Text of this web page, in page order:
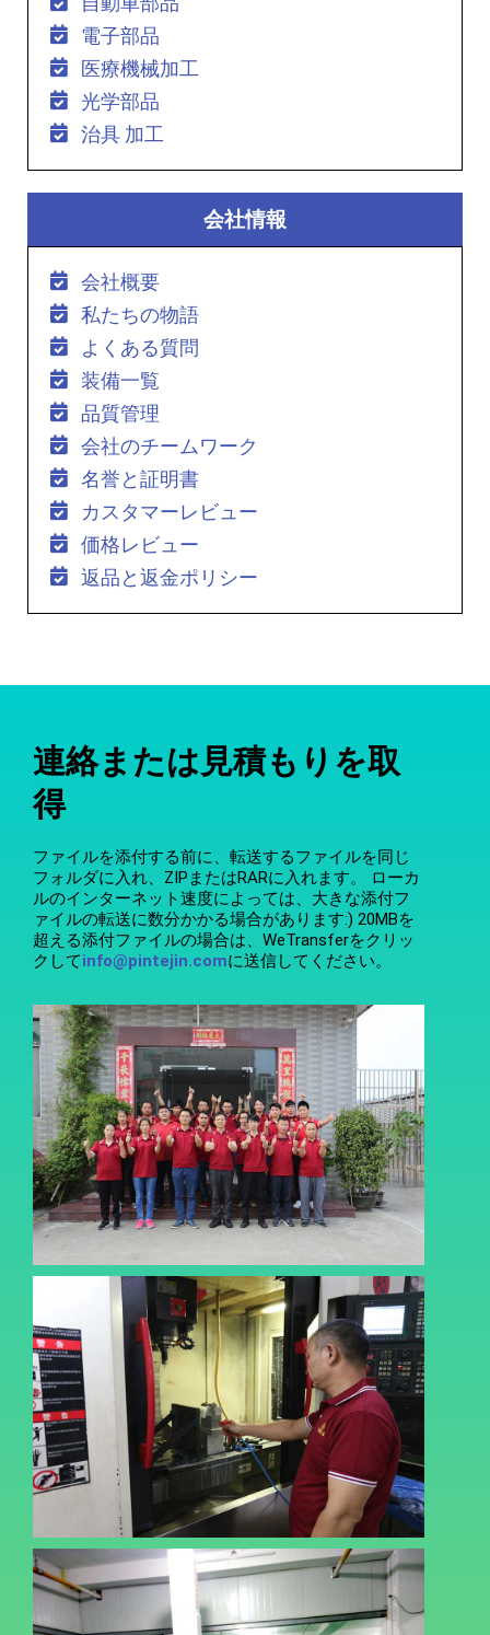
電子部品
医療機械加工
光学部品
治具 加工
会社情報
会社概要
私たちの物語
よくある質問
装備一覧
品質管理
会社のチームワーク
名誉と証明書
カスタマーレビュー
価格レビュー
返品と返金ポリシー
連絡または見積もりを取
得
ファイルを添付する前に、転送するファイルを同じ
フォルダに入れ、ZIPまたはRARに入れます。 ローカ
ルのインターネット速度によっては、大きな添付フ
ァイルの転送に数分かかる場合があります:) 20MBを
超える添付ファイルの場合は、WeTransferをクリッ
クしてinfo@pintejin.comに送信してください。